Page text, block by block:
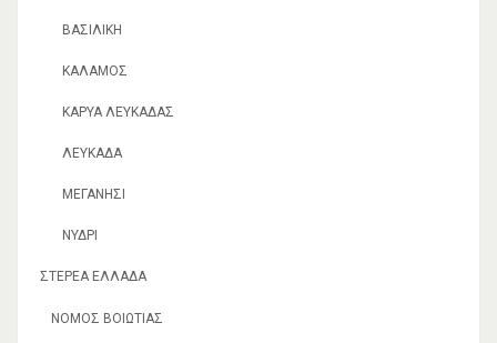
ΒΑΣΙΛΙΚΉ
ΚΆΛΑΜΟΣ
ΚΑΡΥΆ ΛΕΥΚΆΔΑΣ
ΛΕΥΚΆΔΑ
ΜΕΓΑΝΉΣΙ
ΝΥΔΡΊ
ΣΤΕΡΕΆ ΕΛΛΆΔΑ
ΝΟΜΌΣ ΒΟΙΩΤΊΑΣ